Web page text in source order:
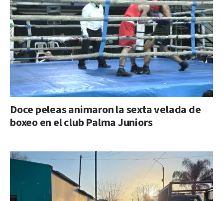
Doce peleas animaron la sexta velada de
boxeo en el club Palma Juniors